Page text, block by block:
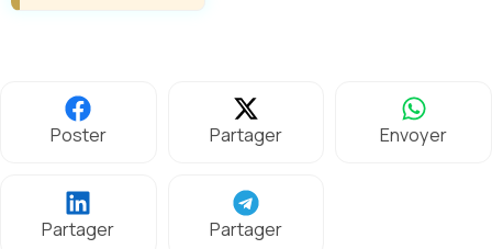
Poster Partager Envoyer
Partager Partager